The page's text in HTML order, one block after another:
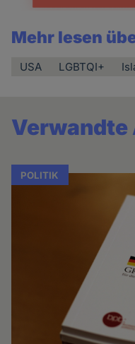
Mehr lesen
USA LGBTQI+
POLITIK